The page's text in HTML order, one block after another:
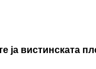
ја вистинската